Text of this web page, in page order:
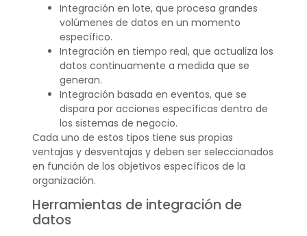
Integración en lote, que procesa grandes
volúmenes de datos en un momento
específico.
Integración en tiempo real, que actualiza los
datos continuamente a medida que se
generan.
Integración basada en eventos, que se
dispara por acciones específicas dentro de
los sistemas de negocio.
Cada uno de estos tipos tiene sus propias
ventajas y desventajas y deben ser seleccionados
en función de los objetivos específicos de la
organización.
Herramientas de integración de
datos